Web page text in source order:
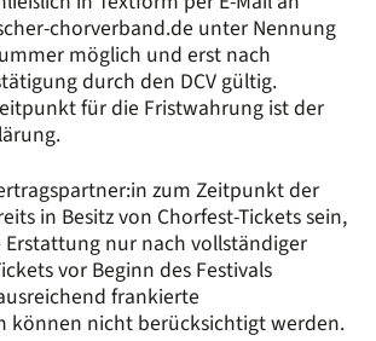
chorverband.de unter Nennung
möglich und erst nach
durch den DCV gültig.
für die Fristwahrung ist der
zum Zeitpunkt der
in Besitz von Chorfest-Tickets sein,
Erstattung nur nach vollständiger
vor Beginn des Festivals
frankierte
können nicht berücksichtigt werden.